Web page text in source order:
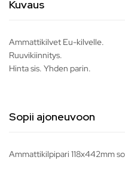
Kuvaus
Ammattikilvet Eu-kilvelle.
Ruuvikiinnitys.
Hinta sis. Yhden parin.
Sopii ajoneuvoon
Ammattikilpipari 118x442mm